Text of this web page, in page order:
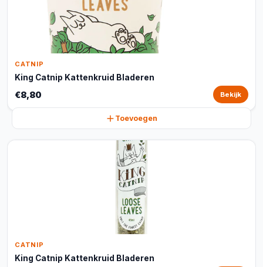
CATNIP
King Catnip Kattenkruid Bladeren
€8,80 Bekijk
Toevoegen
CATNIP
King Catnip Kattenkruid Bladeren